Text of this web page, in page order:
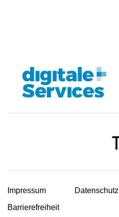
Impressum
Datenschutz
Barrierefreiheit